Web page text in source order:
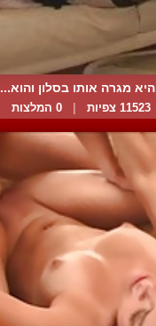
היא מגרה אותו בסלון והוא...
11523 צפיות | 0 המלצות